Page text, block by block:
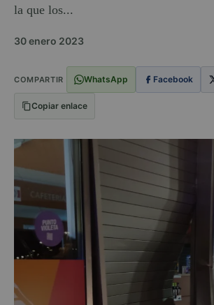
la que los...
30 enero 2023
COMPARTIR WhatsApp Facebook
Copiar enlace